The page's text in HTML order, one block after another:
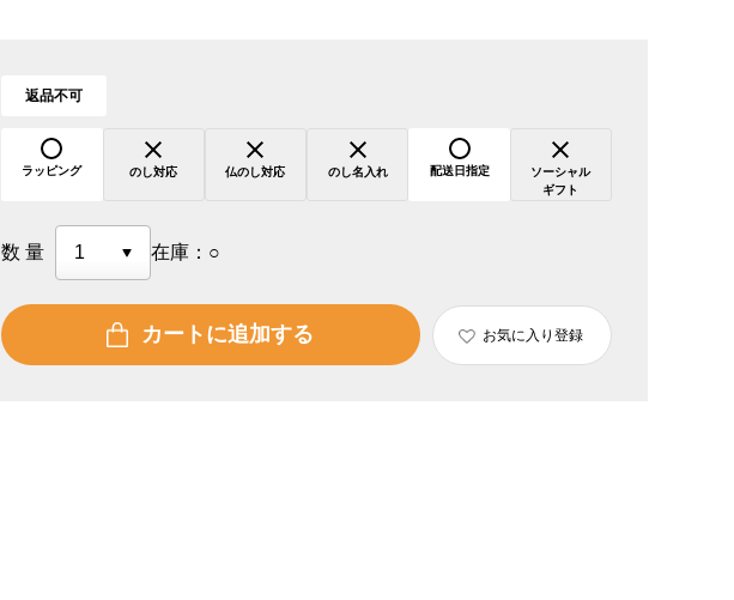
返品不可
ラッピング のし対応 仏のし対応 のし名入れ 配送日指定
ソーシャル
ギフト
数量 在庫： ○
カートに追加する お気に入り登録